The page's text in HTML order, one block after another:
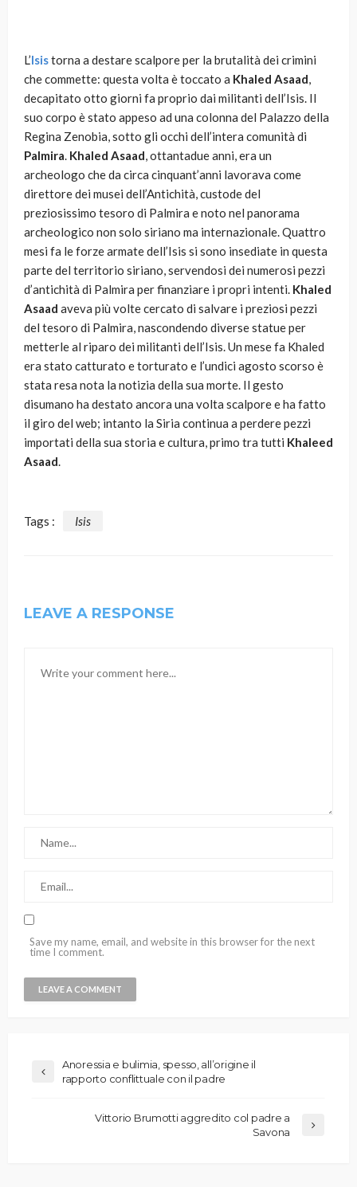
L’Isistorna a destare scalpore per la brutalità dei crimini
che commette: questa volta è toccato a Khaled Asaad,
decapitato otto giorni fa proprio dai militanti dell’Isis. Il
suo corpo è stato appeso ad una colonna del Palazzo della
Regina Zenobia, sotto gli occhi dell’intera comunità di
Palmira. Khaled Asaad, ottantadue anni, era un
archeologo che da circa cinquant’anni lavorava come
direttore dei musei dell’Antichità, custode del
preziosissimo tesoro di Palmira e noto nel panorama
archeologico non solo siriano ma internazionale. Quattro
mesi fa le forze armate dell’Isis si sono insediate in questa
parte del territorio siriano, servendosi dei numerosi pezzi
d’antichità di Palmira per finanziare i propri intenti. Khaled
Asaad aveva più volte cercato di salvare i preziosi pezzi
del tesoro di Palmira, nascondendo diverse statue per
metterle al riparo dei militanti dell’Isis. Un mese fa Khaled
era stato catturato e torturato e l’undici agosto scorso è
stata resa nota la notizia della sua morte. Il gesto
disumano ha destato ancora una volta scalpore e ha fatto
il giro del web; intanto la Siria continua a perdere pezzi
importati della sua storia e cultura, primo tra tutti Khaleed
Asaad.
Tags : Isis
LEAVE A RESPONSE
Save my name, email, and website in this browser for the next
time I comment.
Anoressia e bulimia, spesso, all’origine il
rapporto conflittuale con il padre
Vittorio Brumotti aggredito col padre a
Savona